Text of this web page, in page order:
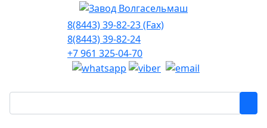
8(8443) 39-82-23 (Fax)
8(8443) 39-82-24
+7 961 325-04-70